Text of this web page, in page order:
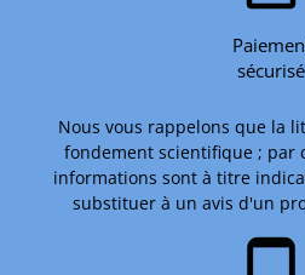
sécurisé
Nous vous rappelons que la
fondement scientifique ; par
informations sont à titre
substituer à un avis d'un